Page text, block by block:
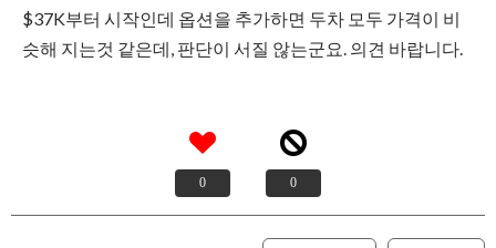
$37K부터 시작인데 옵션을 추가하면 두차 모두 가격이 비
슷해 지는것 같은데, 판단이 서질 않는군요. 의견 바랍니다.
0 0